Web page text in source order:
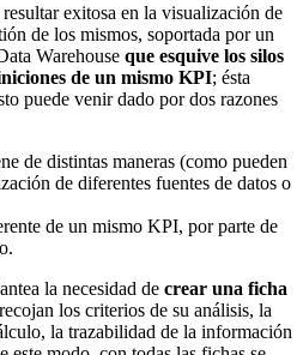
exitosa en la visualización de
de los mismos, soportada por un
Warehouse que esquive los silos
de un mismo KPI; ésta
puede venir dado por dos razones
de distintas maneras (como pueden
de diferentes fuentes de datos o
de un mismo KPI, por parte de
la necesidad de crear una ficha
los criterios de su análisis, la
la trazabilidad de la información